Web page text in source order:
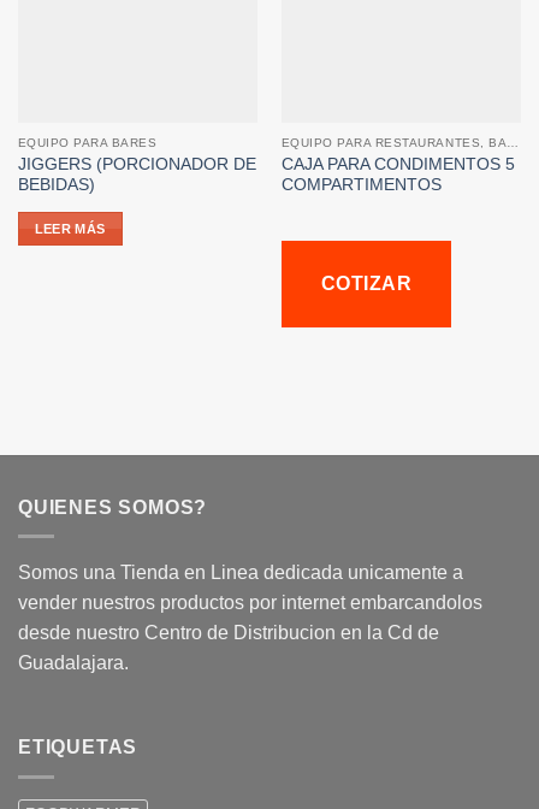
EQUIPO PARA BARES
JIGGERS (PORCIONADOR DE
BEBIDAS)
LEER MÁS
CAJA PARA CONDIMENTOS 5
COMPARTIMENTOS
COTIZAR
QUIENES SOMOS?
Somos una Tienda en Linea dedicada unicamente a
vender nuestros productos por internet embarcandolos
desde nuestro Centro de Distribucion en la Cd de
Guadalajara.
ETIQUETAS